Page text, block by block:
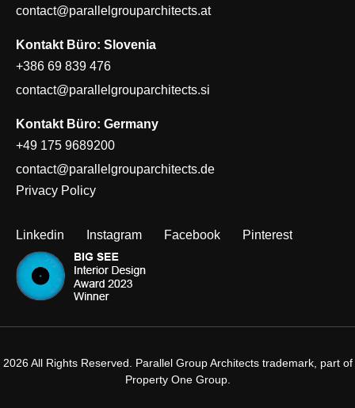
contact@parallelgrouparchitects.at
Kontakt Büro: Slovenia
+386 69 839 476
contact@parallelgrouparchitects.si
Kontakt Büro: Germany
+49 175 9689200
contact@parallelgrouparchitects.de
Privacy Policy
Linkedin Instagram Facebook Pinterest
2026 All Rights Reserved. Parallel Group Architects trademark, part of
Property One Group.